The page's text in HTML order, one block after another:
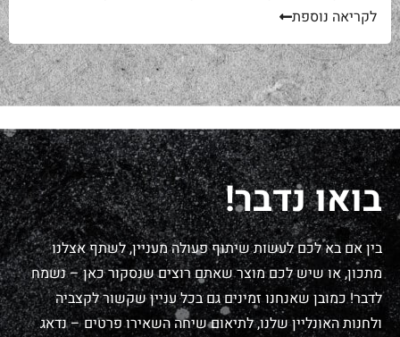
ל-₪220. מחיר יפה – וגם מוצדק, כי זה...
לקריאה נוספת
בואו נדבר!
בין אם בא לכם לעשות שיתוף פעולה מעניין, לשתף אצלנו
מתכון, או שיש לכם מוצר שאתם רוצים שנסקור כאן – נשמח
לדבר! כמובן שאנחנו זמינים גם בכל עניין שקשור לקצביה
ולחנות האונליין שלנו, לתיאום שיחה השאירו פרטים – נדאג